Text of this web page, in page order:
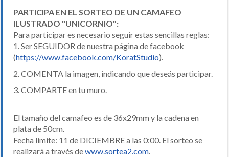
PARTICIPA EN EL SORTEO DE UN CAMAFEO
ILUSTRADO "UNICORNIO":
Para participar es necesario seguir estas sencillas reglas:
1. Ser SEGUIDOR de nuestra página de facebook
(https://www.facebook.com/KoratStudio).
2. COMENTA la imagen, indicando que deseás participar.
3. COMPARTE en tu muro.
El tamaño del camafeo es de 36x29mm y la cadena en
plata de 50cm.
Fecha límite: 11 de DICIEMBRE a las 0:00. El sorteo se
realizará a través dewww.sortea2.com